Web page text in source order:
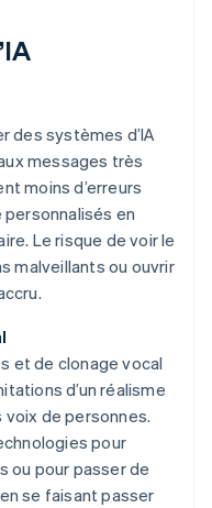
des systèmes d’IA
messages très
moins d’erreurs
en
Le risque de voir le
malveillants ou ouvrir
et de clonage vocal
d’un réalisme
de personnes.
pour
ou pour passer de
se faisant passer